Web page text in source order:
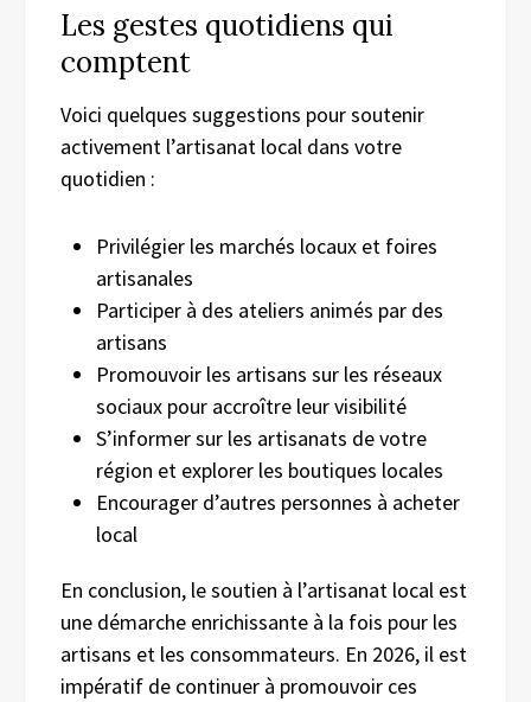
Les gestes quotidiens qui
comptent
Voici quelques suggestions pour soutenir
activement l’artisanat local dans votre
quotidien :
Privilégier les marchés locaux et foires
artisanales
Participer à des ateliers animés par des
artisans
Promouvoir les artisans sur les réseaux
sociaux pour accroître leur visibilité
S’informer sur les artisanats de votre
région et explorer les boutiques locales
Encourager d’autres personnes à acheter
local
En conclusion, le soutien à l’artisanat local est
une démarche enrichissante à la fois pour les
artisans et les consommateurs. En 2026, il est
impératif de continuer à promouvoir ces